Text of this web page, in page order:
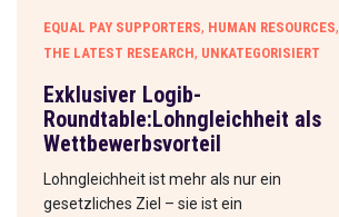
EQUAL PAY SUPPORTERS, HUMAN RESOURCES,
THE LATEST RESEARCH, UNKATEGORISIERT
Exklusiver Logib-
Roundtable:Lohngleichheit als
Wettbewerbsvorteil
Lohngleichheit ist mehr als nur ein
gesetzliches Ziel – sie ist ein